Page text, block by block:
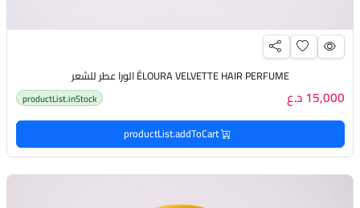
ÉLOURA VELVETTE HAIR PERFUME الورا عطر للشعر
15,000 د.ع productList.inStock
productList.addToCart